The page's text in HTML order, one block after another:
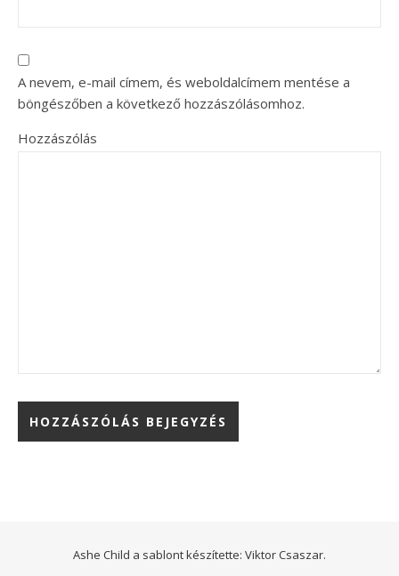
A nevem, e-mail címem, és weboldalcímem mentése a
böngészőben a következő hozzászólásomhoz.
Hozzászólás
Ashe Child a sablont készítette: Viktor Csaszar.